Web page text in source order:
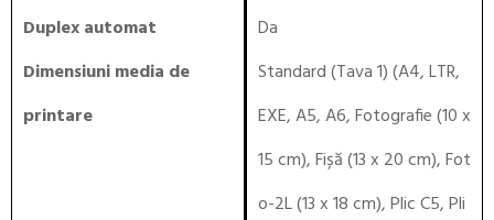
Duplex automat
Da
Dimensiuni media de
printare
Standard (Tava 1) (A4, LTR,
EXE, A5, A6, Fotografie (10 x
15 cm), Fișă (13 x 20 cm), Fot
o-2L (13 x 18 cm), Plic C5, Pli